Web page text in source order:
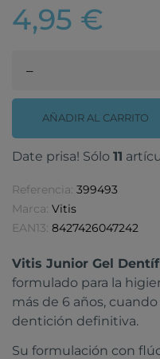
4,95 €
–
AÑADIR AL CARRITO
Date prisa! Sólo 11
Referencia: 399493
Marca: Vitis
EAN13: 8427426047242
Vitis Junior Gel
formulado para la
más de 6 años,
dentición definitiva.
Su formulación con